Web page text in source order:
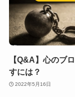
【Q&A】心のブ
すには？
2022年5月16日